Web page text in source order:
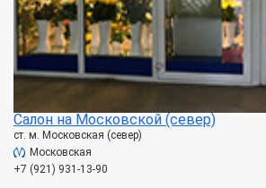
Салон на Московской (север)
ст. м. Московская (север)
Московская
+7 (921) 931-13-90